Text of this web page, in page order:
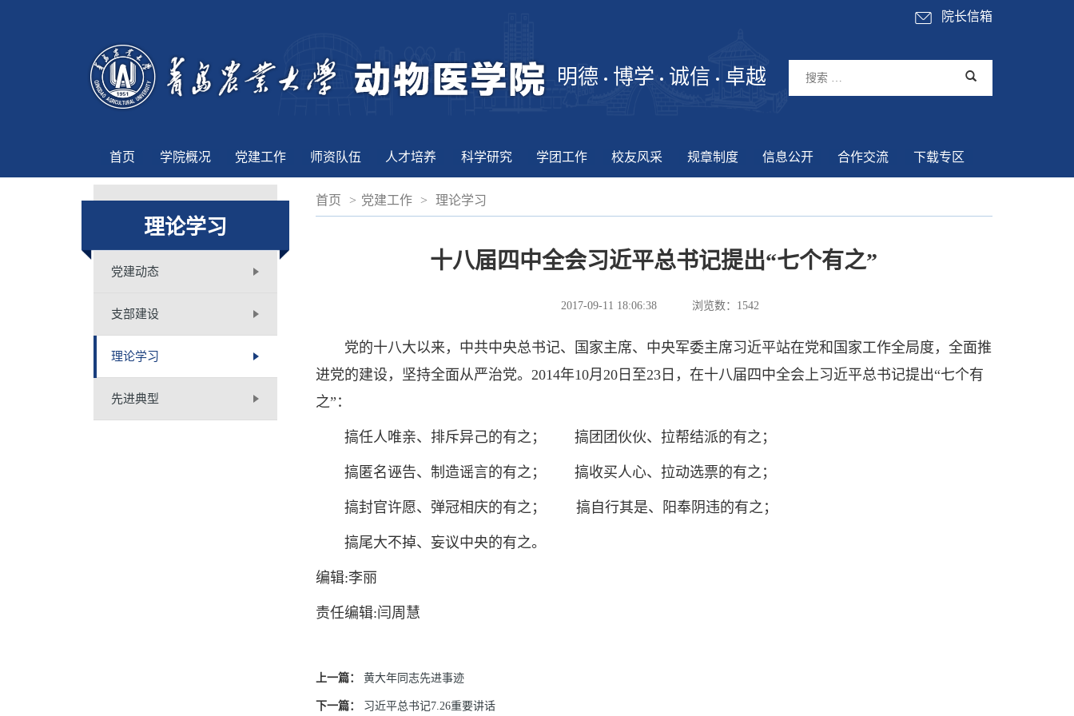
院长信箱
明德 博学 诚信 卓越
首页 学院概况 党建工作 师资队伍 人才培养 科学研究 学团工作 校友风采 规章制度 信息公开 合作交流 下载专区
理论学习
党建动态
支部建设
理论学习
先进典型
首页 > 党建工作 > 理论学习
十八届四中全会习近平总书记提出“七个有之”
2017-09-11 18:06:38 浏览数： 1542
党的十八大以来，中共中央总书记、国家主席、中央军委主席习近平站在党和国家工作全局度，全面推
进党的建设，坚持全面从严治党。2014年10月20日至23日，在十八届四中全会上习近平总书记提出“七个有
之”：
搞任人唯亲、排斥异己的有之； 搞团团伙伙、拉帮结派的有之；
搞匿名诬告、制造谣言的有之； 搞收买人心、拉动选票的有之；
搞封官许愿、弹冠相庆的有之； 搞自行其是、阳奉阴违的有之；
搞尾大不掉、妄议中央的有之。
编辑:李丽
责任编辑:闫周慧
上一篇： 黄大年同志先进事迹
下一篇： 习近平总书记7.26重要讲话